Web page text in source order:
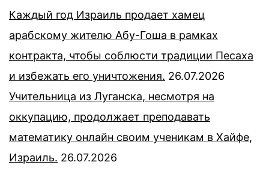
Каждый год Израиль продает хамец
арабскому жителю Абу-Гоша в рамках
контракта, чтобы соблюсти традиции Песаха
и избежать его уничтожения. 26.07.2026
Учительница из Луганска, несмотря на
оккупацию, продолжает преподавать
математику онлайн своим ученикам в Хайфе,
Израиль. 26.07.2026